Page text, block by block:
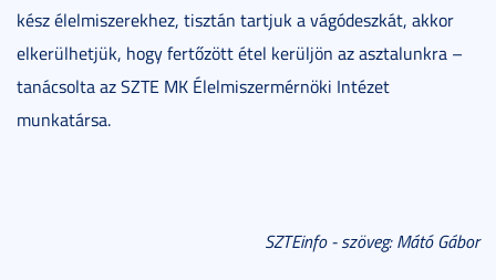
kész élelmiszerekhez, tisztán tartjuk a vágódeszkát, akkor
elkerülhetjük, hogy fertőzött étel kerüljön az asztalunkra –
tanácsolta az SZTE MK Élelmiszermérnöki Intézet
munkatársa.
SZTEinfo - szöveg: Mátó Gábor